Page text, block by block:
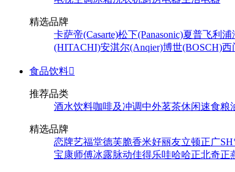
精选品牌
卡萨帝(Casarte)松下(Panasonic)夏普飞利浦
(HITACHI)安淇尔(Anqier)博世(BOSCH)西
食品饮料
推荐品类
酒水饮料咖啡及冲调中外茗茶休闲速食粮
精选品牌
恋牌艺福堂德芙脆香米好丽友立顿正广SH
宝康师傅冰露脉动佳得乐哇哈哈正北奇正